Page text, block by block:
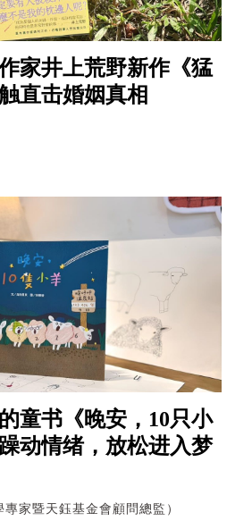
家井上荒野新作《猛
直击婚姻真相
童书《晚安，10只小
动情绪，放松进入梦
家暨天鈺基金會顧問總監）